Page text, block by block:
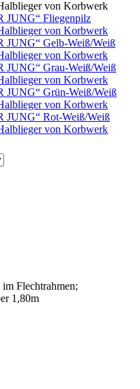
Flechtrahmen;
1,80m